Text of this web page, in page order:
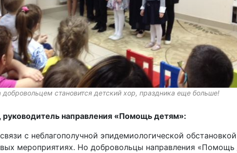
добровольцем становится детский хор, праздника еще больше!
направления «Помощь детям»:
с неблагополучной эпидемиологической
мероприятиях. Но добровольцы направления «Помощь